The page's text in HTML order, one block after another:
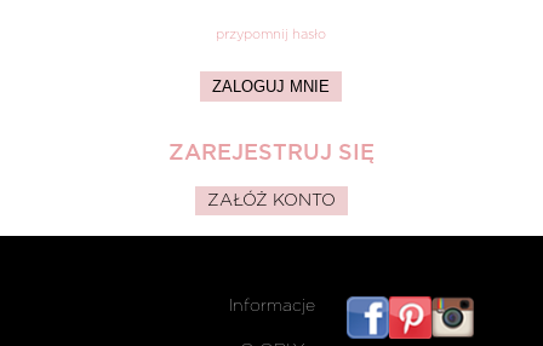
przypomnij hasło
ZALOGUJ MNIE
ZAREJESTRUJ SIĘ
ZAŁÓŻ KONTO
Informacje